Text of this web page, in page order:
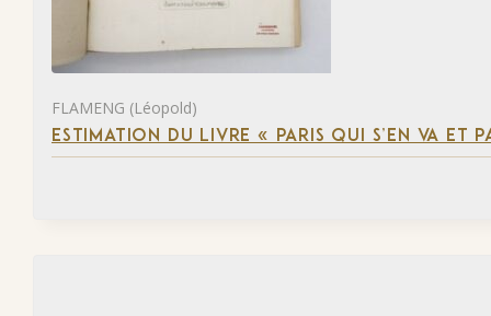
FLAMENG (Léopold)
ESTIMATION DU LIVRE « PARIS QUI S’EN VA ET